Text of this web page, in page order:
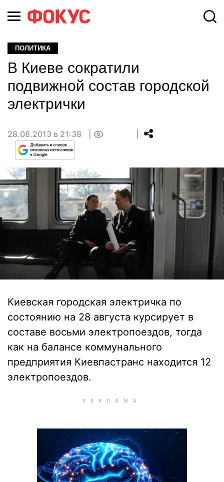
ПОЛИТИКА
В Киеве сократили
подвижной состав городской
электрички
28.08.2013 в 21:38
Киевская городская электричка по
состоянию на 28 августа курсирует в
составе восьми электропоездов, тогда
как на балансе коммунального
предприятия Киевпастранс находится 12
электропоездов.